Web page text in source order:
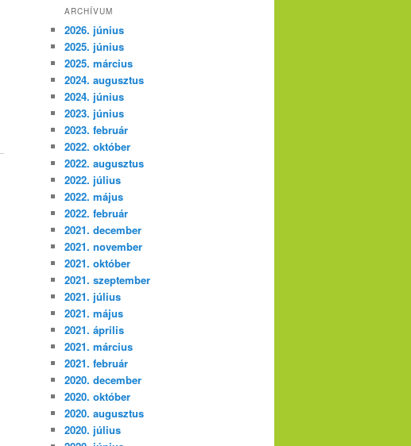
ARCHÍVUM
2026. június
2025. június
2025. március
2024. augusztus
2024. június
2023. június
2023. február
2022. október
2022. augusztus
2022. július
2022. május
2022. február
2021. december
2021. november
2021. október
2021. szeptember
2021. július
2021. május
2021. április
2021. március
2021. február
2020. december
2020. október
2020. augusztus
2020. július